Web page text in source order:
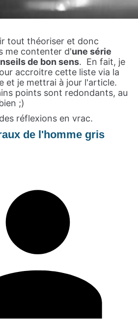
tout théoriser et donc
me contenter d'une série
de bon sens. En fait, je
accroitre cette liste via la
et je mettrai à jour l'article.
points sont redondants, au
;)
réflexions en vrac.
de l'homme gris